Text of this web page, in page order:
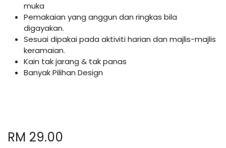
muka
Pemakaian yang anggun dan ringkas bila
digayakan.
Sesuai dipakai pada aktiviti harian dan majlis-majlis
keramaian.
Kain tak jarang & tak panas
Banyak Pilihan Design
RM 29.00